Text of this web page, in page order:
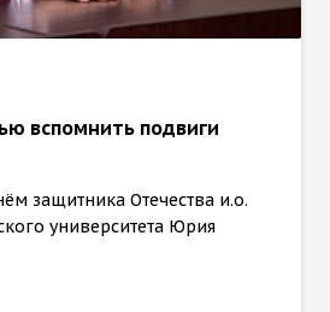
вспомнить подвиги
защитника Отечества и.о.
университета Юрия